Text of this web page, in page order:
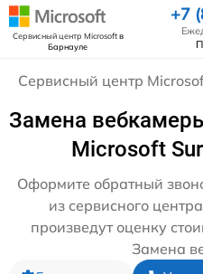
Сервисный центр Microsoftв
Барнауле
+7
Сервисный центр
Замена
Microsoft
Оформите обратный
из сервисного
произведут оценку
Замена